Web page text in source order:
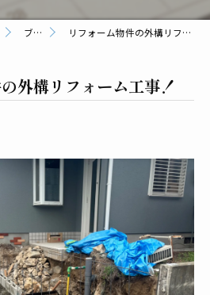
ブログ リフォーム物件の外構リフォーム工事！
外構リフォーム工事！